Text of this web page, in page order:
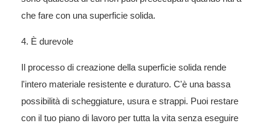
che fare con una superficie solida.
4. È durevole
Il processo di creazione della superficie solida rende
l'intero materiale resistente e duraturo. C'è una bassa
possibilità di scheggiature, usura e strappi. Puoi restare
con il tuo piano di lavoro per tutta la vita senza eseguire